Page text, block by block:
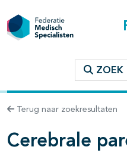
ZOEK
Terug naar zoekresultaten
Cerebrale
binnen deze richtlijn